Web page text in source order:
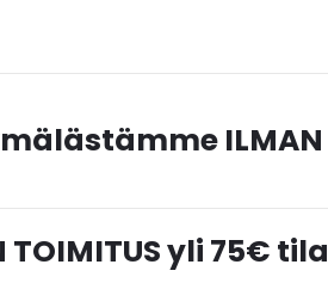
ILMAN
TOIMITUS yli 75€